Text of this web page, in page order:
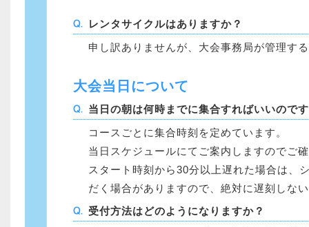
レンタサイクルはありますか？
申し訳ありませんが、大会事務局が管理す
大会当日について
当日の朝は何時までに集合すればいいので
コースごとに集合時刻を定めています。
当日スケジュールにてご案内しますのでご
スタート時刻から30分以上遅れた場合は、
だく場合がありますので、絶対に遅刻しな
受付方法はどのようになりますか？